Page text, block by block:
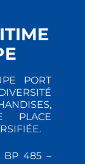
PORT
PLACE
BP 485 –